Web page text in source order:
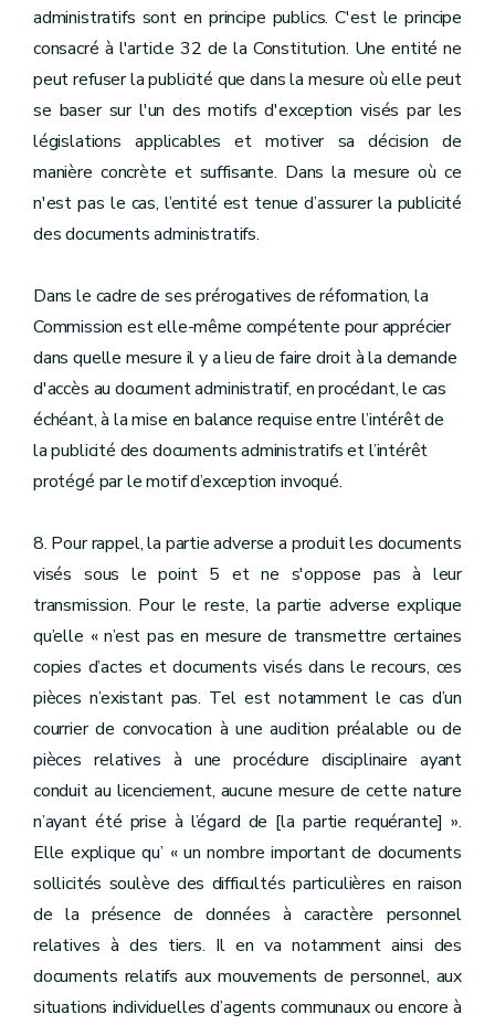
administratifs sont en principe publics. C'est le principe
consacré à l'article 32 de la Constitution. Une entité ne
peut refuser la publicité que dans la mesure où elle peut
se baser sur l'un des motifs d'exception visés par les
législations applicables et motiver sa décision de
manière concrète et suffisante. Dans la mesure où ce
n'est pas le cas, l’entité est tenue d’assurer la publicité
des documents administratifs.
Dans le cadre de ses prérogatives de réformation, la
Commission est elle-même compétente pour apprécier
dans quelle mesure il y a lieu de faire droit à la demande
d'accès au document administratif, en procédant, le cas
échéant, à la mise en balance requise entre l’intérêt de
la publicité des documents administratifs et l’intérêt
protégé par le motif d’exception invoqué.
8. Pour rappel, la partie adverse a produit les documents
visés sous le point 5 et ne s'oppose pas à leur
transmission. Pour le reste, la partie adverse explique
qu’elle « n’est pas en mesure de transmettre certaines
copies d’actes et documents visés dans le recours, ces
pièces n’existant pas. Tel est notamment le cas d’un
courrier de convocation à une audition préalable ou de
pièces relatives à une procédure disciplinaire ayant
conduit au licenciement, aucune mesure de cette nature
n’ayant été prise à l’égard de [la partie requérante] ».
Elle explique qu’ « un nombre important de documents
sollicités soulève des difficultés particulières en raison
de la présence de données à caractère personnel
relatives à des tiers. Il en va notamment ainsi des
documents relatifs aux mouvements de personnel, aux
situations individuelles d’agents communaux ou encore à